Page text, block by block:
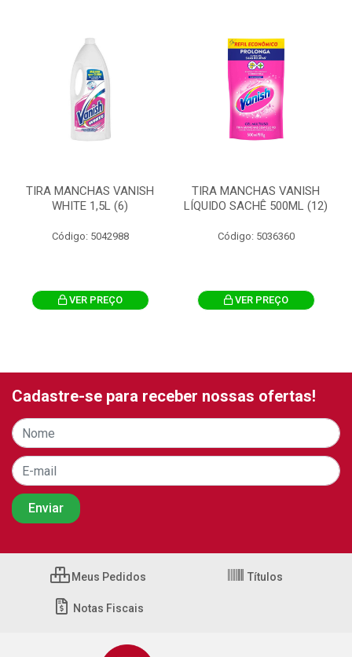
TIRA MANCHAS VANISH
WHITE 1,5L (6)
Código: 5042988
VER PREÇO
TIRA MANCHAS VANISH
LÍQUIDO SACHÊ 500ML (12)
Código: 5036360
VER PREÇO
Cadastre-se para receber nossas ofertas!
Meus Pedidos Títulos
Notas Fiscais